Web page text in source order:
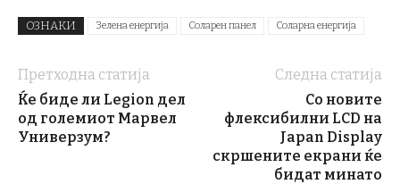
ОЗНАКИ Зелена енергија Соларен панел Соларна енергија
Претходна статија
Ќе биде ли Legion дел
од големиот Марвел
Универзум?
Следна статија
Со новите
флексибилни LCD на
Japan Display
скршените екрани ќе
бидат минато